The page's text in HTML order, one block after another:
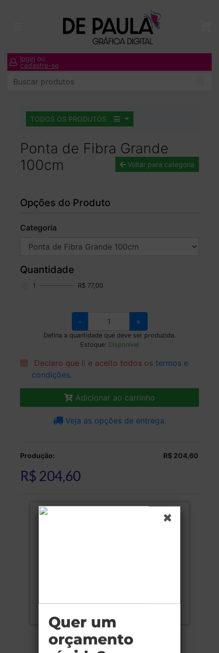
login ou
cadastre-se
TODOS OS PRODUTOS
Ponta de Fibra Grande
100cm
Voltar para categoria
Opções do Produto
Categoria
Quantidade
1 R$ 77,00
- +
Defina a quantidade que deve ser produzida.
Estoque: Disponível
Declaro que li e aceito todos ostermos e
condições.
Adicionar ao carrinho
Veja as opções de entrega.
Produção: R$ 204,60
R$ 204,60